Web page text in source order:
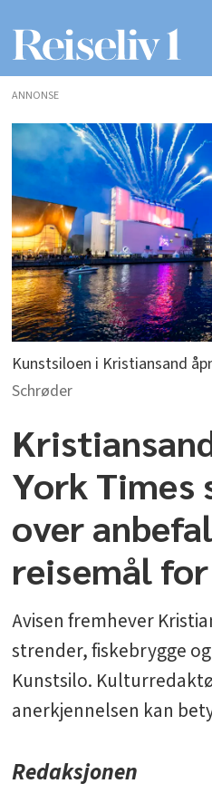
ANNONSE
Kunstsiloen i Kristiansand
Schrøder
York Times
over
reisemål
Avisen fremhever
strender, fiskebrygge
Kunstsilo.
anerkjennelsen kan
Redaksjonen